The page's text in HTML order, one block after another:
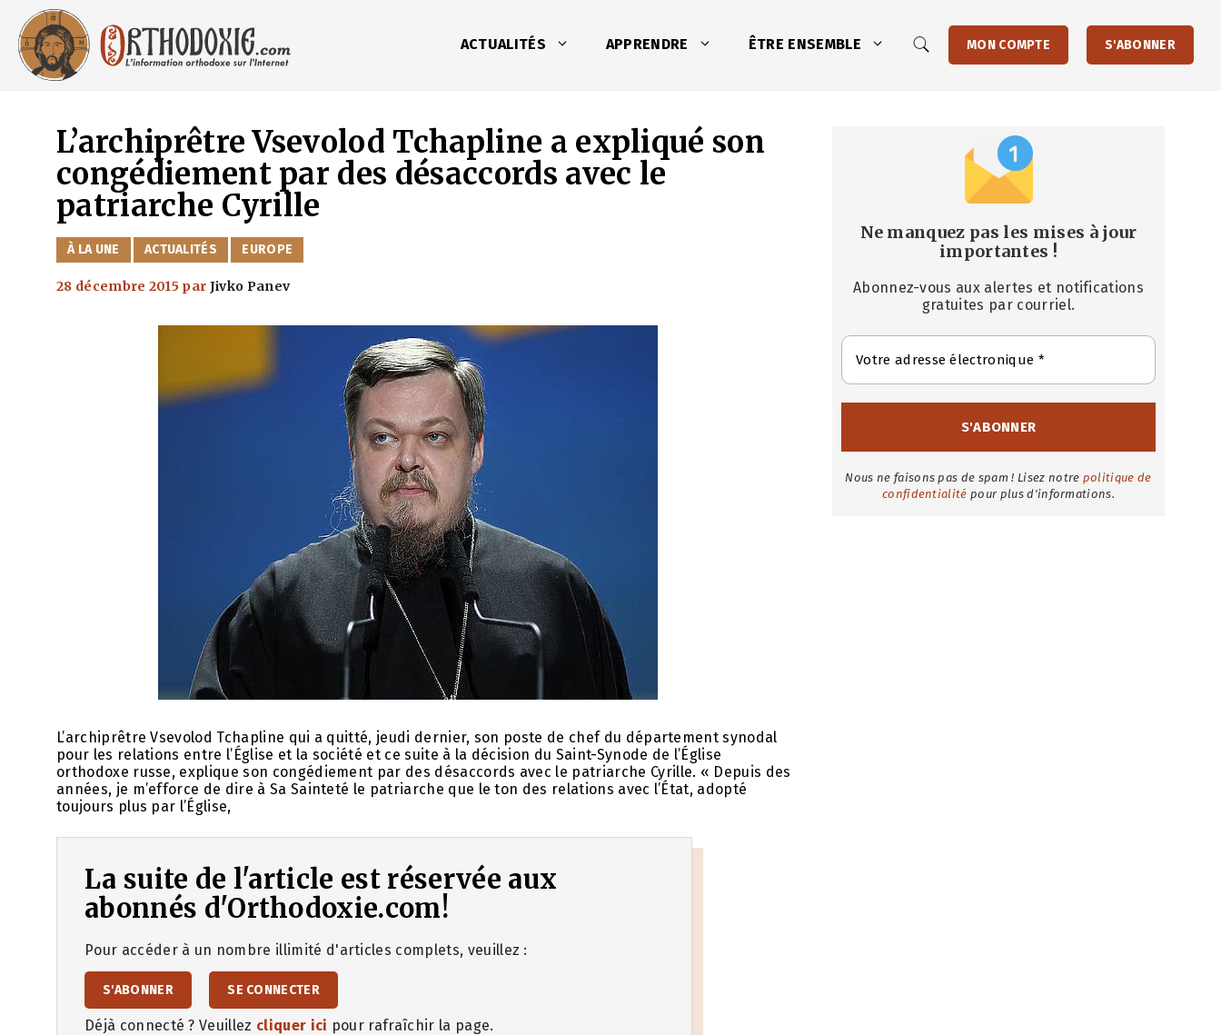
contenu
ACTUALITÉS APPRENDRE ÊTRE ENSEMBLE MON COMPTE S'ABONNER
L’archiprêtre Vsevolod Tchapline a expliqué son
congédiement par des désaccords avec le
patriarche Cyrille
CATÉGORIES
À LA UNE ACTUALITÉS EUROPE
28 décembre 2015 par Jivko Panev
L’archiprêtre Vsevolod Tchapline qui a quitté, jeudi dernier, son poste de chef du département synodal
pour les relations entre l’Église et la société et ce suite à la décision du Saint-Synode de l’Église
orthodoxe russe, explique son congédiement par des désaccords avec le patriarche Cyrille. « Depuis des
années, je m’efforce de dire à Sa Sainteté le patriarche que le ton des relations avec l’État, adopté
toujours plus par l’Église,
La suite de l'article est réservée aux
abonnés d'Orthodoxie.com!
Pour accéder à un nombre illimité d'articles complets, veuillez :
S'ABONNER SE CONNECTER
Déjà connecté ? Veuillez cliquer ici pour rafraîchir la page.
Ne manquez pas les mises à jour
importantes !
Abonnez-vous aux alertes et notifications
gratuites par courriel.
Nous ne faisons pas de spam ! Lisez notre politique de
confidentialité pour plus d'informations.